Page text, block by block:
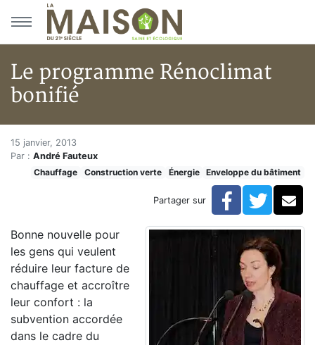
Aller au menu principal
Aller au contenu principal
Le programme Rénoclimat
bonifié
Accueil
Articles
Construction verte
Le programme Rénoclimat
15 janvier, 2013
Par : André Fauteux
Chauffage
Construction verte Énergie Enveloppe du bâtiment
Partager sur Facebook
Bonne nouvelle pour
les gens qui veulent
réduire leur facture de
chauffage et accroître
leur confort : la
subvention accordée
dans le cadre du